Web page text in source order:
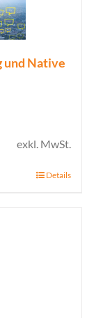
Native
exkl. MwSt.
Details